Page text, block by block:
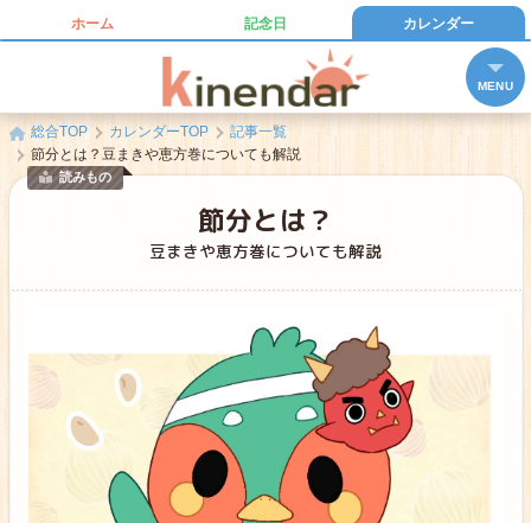
ホーム 記念日 カレンダー
MENU
総合TOP カレンダーTOP
記事一覧
節分とは？豆まきや恵方巻についても解説
読みもの
節分とは？
豆まきや恵方巻についても解説